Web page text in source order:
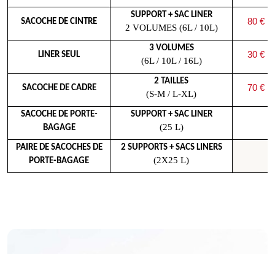
SACOCHE DE CINTRE
SUPPORT + SAC LINER
2 VOLUMES (6L / 10L)
80 €
LINER SEUL
3 VOLUMES
(6L / 10L / 16L)
30 €
SACOCHE DE CADRE
2 TAILLES
(S-M / L-XL)
70 €
SACOCHE DE PORTE-
BAGAGE
SUPPORT + SAC LINER
(25 L)
PAIRE DE SACOCHES DE
PORTE-BAGAGE
2 SUPPORTS + SACS LINERS
(2X25 L)